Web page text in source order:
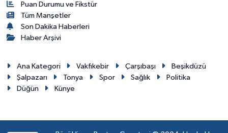
Puan Durumu ve Fikstür
Tüm Manşetler
Son Dakika Haberleri
Haber Arşivi
Ana Kategori Vakfıkebir Çarşıbaşı
Beşikdüzü
Şalpazarı
Tonya Spor Sağlık
Politika
Düğün
Künye